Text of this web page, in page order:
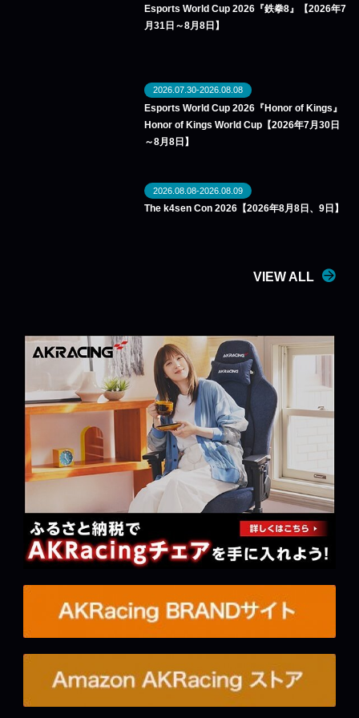
Esports World Cup 2026『鉄拳8』【2026年7
月31日～8月8日】
2026.07.30-2026.08.08
Esports World Cup 2026『Honor of Kings』
Honor of Kings World Cup【2026年7月30日
～8月8日】
2026.08.08-2026.08.09
The k4sen Con 2026【2026年8月8日、9日】
VIEW ALL